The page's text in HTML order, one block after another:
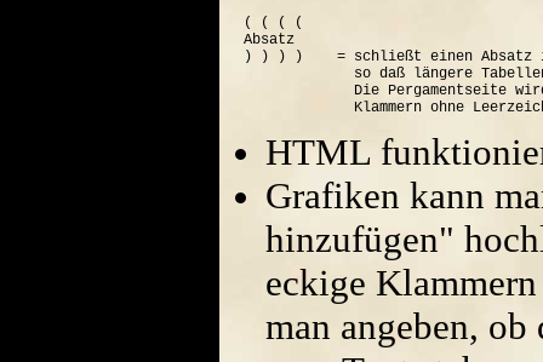
( ( ( (
Absatz
) ) ) )    = schließt einen Absatz
so daß längere
Die Pergamentseite
HTML
Grafiken kann
hinzufügen"
eckige
man angeben,